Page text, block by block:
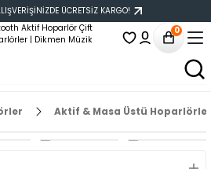
ÜCRETSİZ KARGO!
0
Aktif & Masa Üstü Hoparlörler